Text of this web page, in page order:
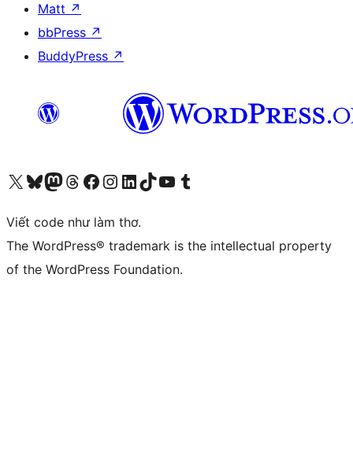
Matt ↗
bbPress ↗
BuddyPress ↗
Truy cập tài khoản X (trước đây là Twitter) của chúng tôiVisit our Bluesky account
Visit our Mastodon account
Visit our Threads account
Xem trang Facebook của chúng tôiTruy cập tài khoản Instagram của chúng tôiTruy cập tài khoản LinkedIn của chúng tôiVisit our TikTok account
Truy cập kênh YouTube của chúng tôi Visit our Tumblr account
Viết code như làm thơ.
The WordPress® trademark is the intellectual property
of the WordPress Foundation.